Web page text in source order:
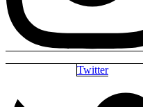
Twitter